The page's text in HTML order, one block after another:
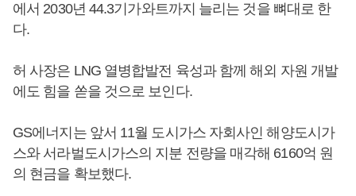
에서 2030년 44.3기가와트까지 늘리는 것을 뼈대로 한
다.
허 사장은 LNG 열병합발전 육성과 함께 해외 자원 개발
에도 힘을 쏟을 것으로 보인다.
GS에너지는 앞서 11월 도시가스 자회사인 해양도시가
스와 서라벌도시가스의 지분 전량을 매각해 6160억 원
의 현금을 확보했다.